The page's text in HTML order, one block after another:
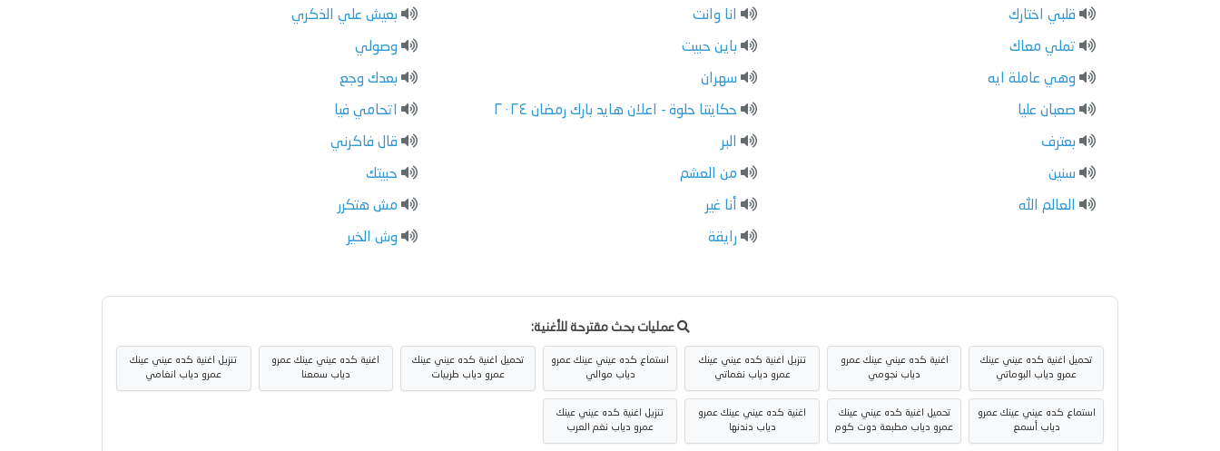
قلبي اختارك
تملي معاك
وهي عاملة ايه
صعبان عليا
بعترف
سنين
العالم الله
انا وانت
باين حبيت
سهران
حكايتنا حلوة - اعلان هايد بارك رمضان ٢٠٢٤
البر
من العشم
أنا غير
رايقة
بعيش علي الذكري
وصولي
بعدك وجع
اتحامي فيا
قال فاكرني
حبيتك
مش هتكرر
وش الخير
عمليات بحث مقترحة للأغنية:
تحميل اغنية كده عيني عينك
عمرو دياب البوماتي
اغنية كده عيني عينك عمرو
دياب نجومي
تنزيل اغنية كده عيني عينك
عمرو دياب نغماتي
استماع كده عيني عينك عمرو
دياب موالي
تحميل اغنية كده عيني عينك
عمرو دياب طربيات
اغنية كده عيني عينك عمرو
دياب سمعنا
تنزيل اغنية كده عيني عينك
عمرو دياب انغامي
استماع كده عيني عينك عمرو
دياب أسمع
تحميل اغنية كده عيني عينك
عمرو دياب مطبعة دوت كوم
اغنية كده عيني عينك عمرو
دياب دندنها
تنزيل اغنية كده عيني عينك
عمرو دياب نغم العرب